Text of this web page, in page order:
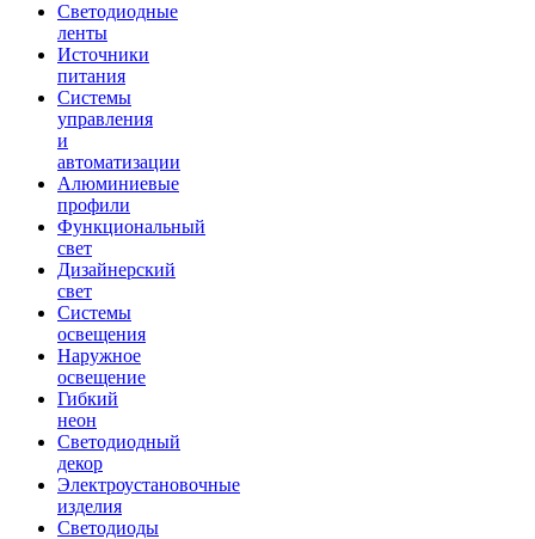
Светодиодные
ленты
Источники
питания
Системы
управления
и
автоматизации
Алюминиевые
профили
Функциональный
свет
Дизайнерский
свет
Системы
освещения
Наружное
освещение
Гибкий
неон
Светодиодный
декор
Электроустановочные
изделия
Светодиоды